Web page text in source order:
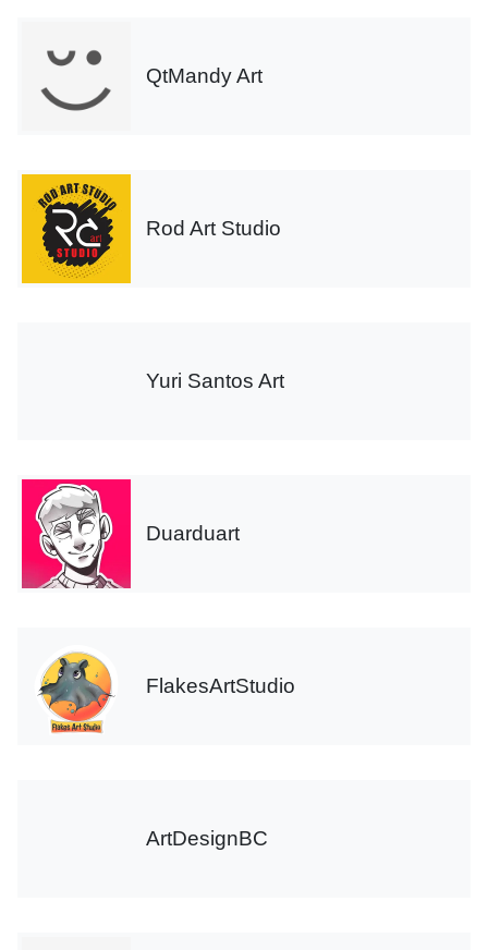
QtMandy Art
Rod Art Studio
Yuri Santos Art
Duarduart
FlakesArtStudio
ArtDesignBC